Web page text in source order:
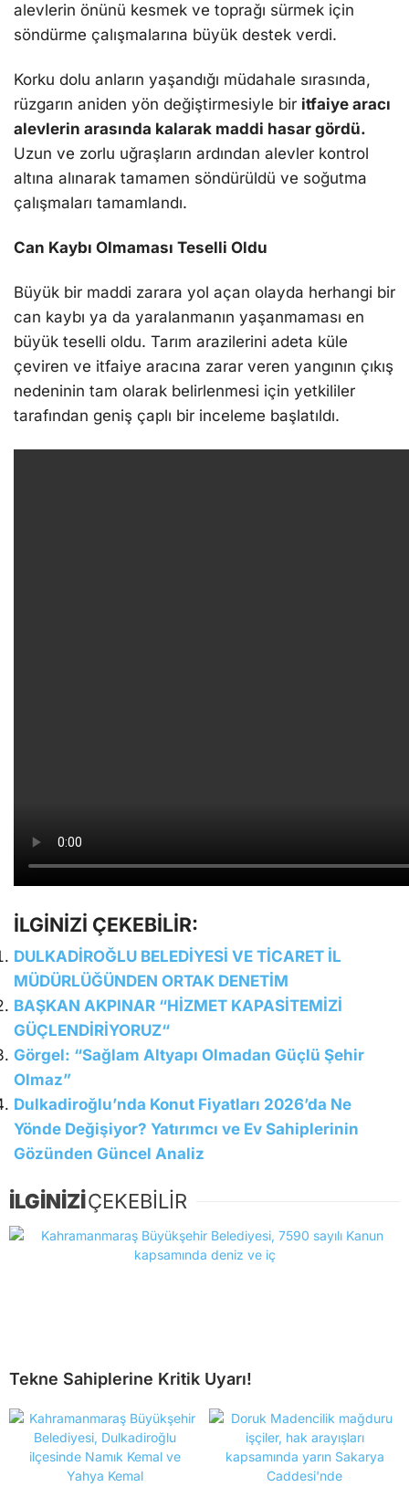
alevlerin önünü kesmek ve toprağı sürmek için
söndürme çalışmalarına büyük destek verdi.
Korku dolu anların yaşandığı müdahale sırasında,
rüzgarın aniden yön değiştirmesiyle bir itfaiye aracı
alevlerin arasında kalarak maddi hasar gördü.
Uzun ve zorlu uğraşların ardından alevler kontrol
altına alınarak tamamen söndürüldü ve soğutma
çalışmaları tamamlandı.
Can Kaybı Olmaması Teselli Oldu
Büyük bir maddi zarara yol açan olayda herhangi bir
can kaybı ya da yaralanmanın yaşanmaması en
büyük teselli oldu. Tarım arazilerini adeta küle
çeviren ve itfaiye aracına zarar veren yangının çıkış
nedeninin tam olarak belirlenmesi için yetkililer
tarafından geniş çaplı bir inceleme başlatıldı.
İLGİNİZİ ÇEKEBİLİR:
DULKADİROĞLU BELEDİYESİ VE TİCARET İL
MÜDÜRLÜĞÜNDEN ORTAK DENETİM
BAŞKAN AKPINAR “HİZMET KAPASİTEMİZİ
GÜÇLENDİRİYORUZ“
Görgel: “Sağlam Altyapı Olmadan Güçlü Şehir
Olmaz”
Dulkadiroğlu’nda Konut Fiyatları 2026’da Ne
Yönde Değişiyor? Yatırımcı ve Ev Sahiplerinin
Gözünden Güncel Analiz
İLGİNİZİÇEKEBİLİR
Tekne Sahiplerine Kritik Uyarı!